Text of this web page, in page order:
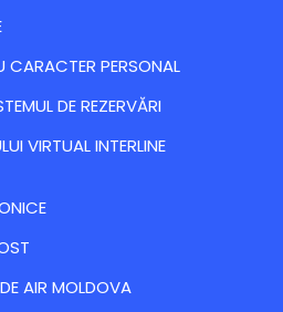
CARACTER PERSONAL
DE REZERVĂRI
VIRTUAL INTERLINE
AIR MOLDOVA